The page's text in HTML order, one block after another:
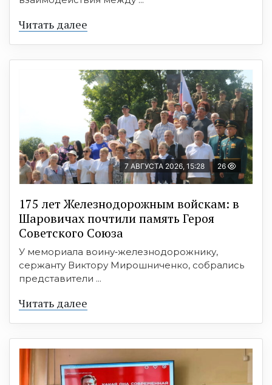
Читать далее
7 АВГУСТА 2026, 15:28 26
175 лет Железнодорожным войскам: в
Шаровичах почтили память Героя
Советского Союза
У мемориала воину‑железнодорожнику,
сержанту Виктору Мирошниченко, собрались
представители ...
Читать далее